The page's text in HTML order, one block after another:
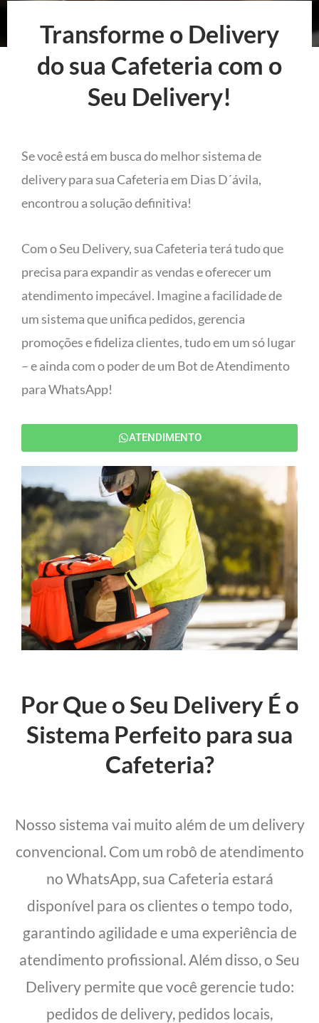
Transforme o Delivery
do sua Cafeteria com o
Seu Delivery!
Se você está em busca do melhor sistema de
delivery para sua Cafeteria em Dias D´ávila,
encontrou a solução definitiva!
Com o Seu Delivery, sua Cafeteria terá tudo que
precisa para expandir as vendas e oferecer um
atendimento impecável. Imagine a facilidade de
um sistema que unifica pedidos, gerencia
promoções e fideliza clientes, tudo em um só lugar
– e ainda com o poder de um Bot de Atendimento
para WhatsApp!
ATENDIMENTO
Por Que o Seu Delivery É o
Sistema Perfeito para sua
Cafeteria?
Nosso sistema vai muito além de um delivery
convencional. Com um robô de atendimento
no WhatsApp, sua Cafeteria estará
disponível para os clientes o tempo todo,
garantindo agilidade e uma experiência de
atendimento profissional. Além disso, o Seu
Delivery permite que você gerencie tudo:
pedidos de delivery, pedidos locais,